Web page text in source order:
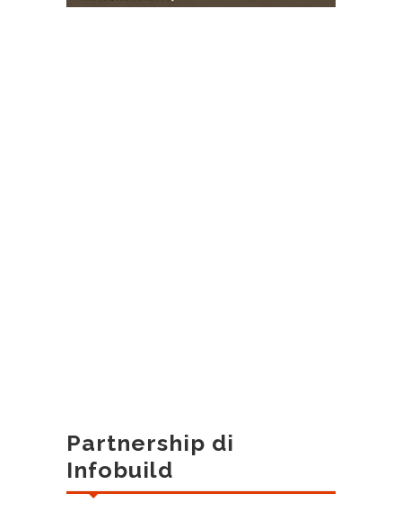
Partnership di
Infobuild